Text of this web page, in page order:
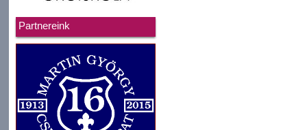
Partnereink